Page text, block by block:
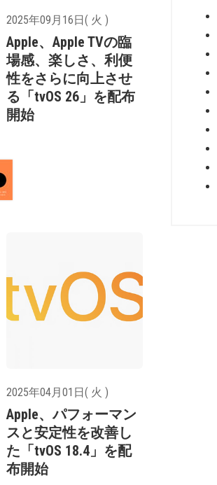
2025年09月16日( 火 )
Apple、Apple TVの臨
場感、楽しさ、利便
性をさらに向上させ
る「tvOS 26」を配布
開始
2025年04月01日( 火 )
Apple、パフォーマン
スと安定性を改善し
た「tvOS 18.4」を配
布開始